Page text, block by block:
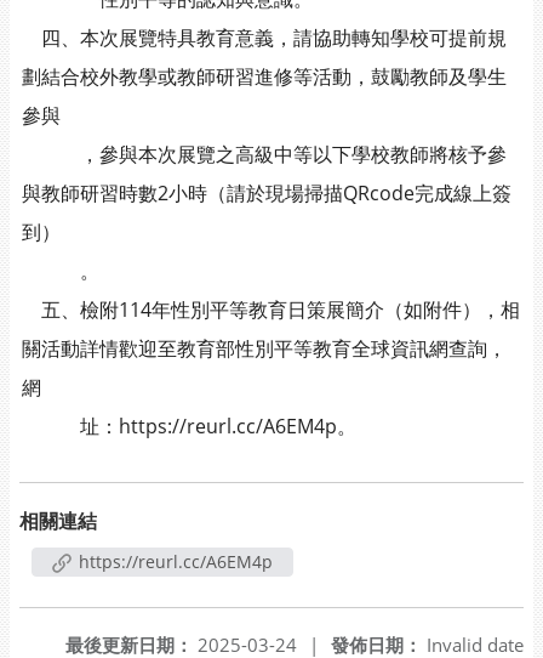
四、本次展覽特具教育意義，請協助轉知學校可提前規
劃結合校外教學或教師研習進修等活動，鼓勵教師及學生
參與
，參與本次展覽之高級中等以下學校教師將核予參
與教師研習時數2小時（請於現場掃描QRcode完成線上簽
到）
。
五、檢附114年性別平等教育日策展簡介（如附件），相
關活動詳情歡迎至教育部性別平等教育全球資訊網查詢，
網
址：https://reurl.cc/A6EM4p。
相關連結
https://reurl.cc/A6EM4p
發佈日期： Invalid date
最後更新日期： 2025-03-24
|